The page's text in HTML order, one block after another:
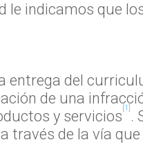
indicamos que
entrega del
de una
y servicios [1]
.
través de la vía